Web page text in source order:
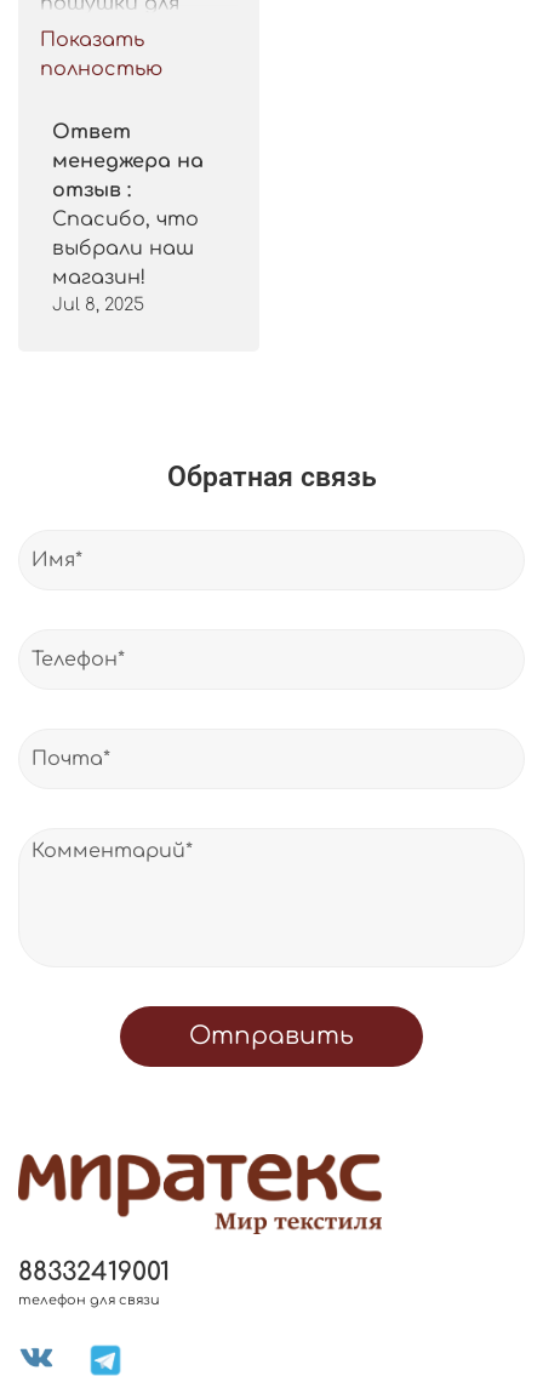
такой цены.
Рекомендую.
Показать
полностью
Ответ
менеджера на
отзыв :
Спасибо, что
выбрали наш
магазин!
Jul 8, 2025
Обратная связь
Отправить
88332419001
телефон для связи